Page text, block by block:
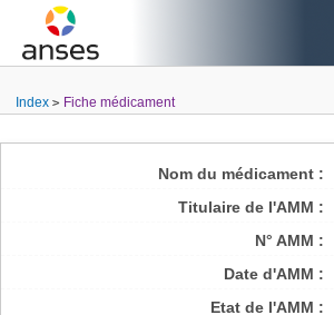
Index Fiche médicament
Nom du médicament :
Titulaire de l'AMM :
N° AMM :
Date d'AMM :
Etat de l'AMM :